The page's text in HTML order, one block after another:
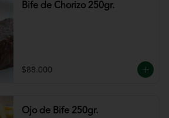
Bife de Chorizo 250gr.
$88.000
Ojo de Bife 250gr.